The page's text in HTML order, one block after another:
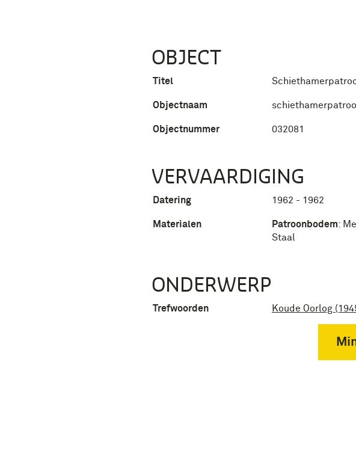
OBJECT
Titel
Objectnaam
Objectnummer 032081
VERVAARDIGING
Datering 1962 - 1962
Materialen Patroonbodem:
Staal
ONDERWERP
Trefwoorden Koude Oorlog